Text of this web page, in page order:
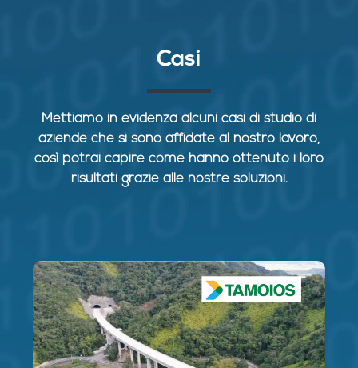
Casi
Mettiamo in evidenza alcuni casi di studio di
aziende che si sono affidate al nostro lavoro,
così potrai capire come hanno ottenuto i loro
risultati grazie alle nostre soluzioni.